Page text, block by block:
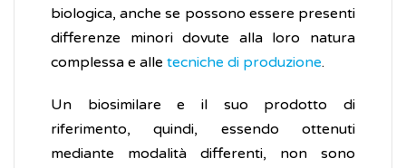
biologica, anche se possono essere presenti
differenze minori dovute alla loro natura
complessa e alle tecniche di produzione.
Un biosimilare e il suo prodotto di
riferimento, quindi, essendo ottenuti
mediante modalità differenti, non sono